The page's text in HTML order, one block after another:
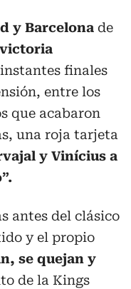
y Barcelona de
victoria
finales
entre los
que acabaron
una roja tarjeta
y Vinícius a
antes del clásico
y el propio
se quejan y
de la Kings